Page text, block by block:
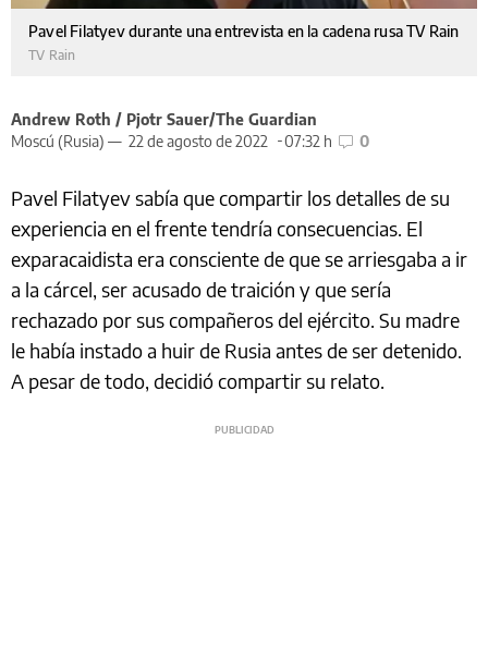
Pavel Filatyev durante una entrevista en la cadena rusa TV Rain
TV Rain
Andrew Roth / Pjotr Sauer/The Guardian
Moscú (Rusia) — 22 de agosto de 2022 07:32 h 0
Pavel Filatyev sabía que compartir los detalles de su
experiencia en el frente tendría consecuencias. El
exparacaidista era consciente de que se arriesgaba a ir
a la cárcel, ser acusado de traición y que sería
rechazado por sus compañeros del ejército. Su madre
le había instado a huir de Rusia antes de ser detenido.
A pesar de todo, decidió compartir su relato.